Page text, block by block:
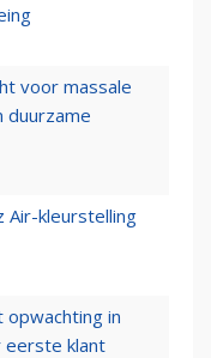
voor massale
duurzame
Air-kleurstelling
opwachting in
eerste klant